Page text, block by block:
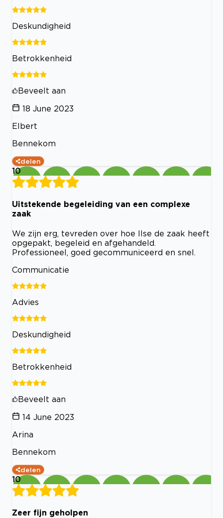
Deskundigheid
Betrokkenheid
Beveelt aan
18 June 2023
Elbert
Bennekom
delen
10
Uitstekende begeleiding van een complexe
zaak
We zijn erg, tevreden over hoe Ilse de zaak heeft
opgepakt, begeleid en afgehandeld.
Professioneel, goed gecommuniceerd en snel.
Communicatie
Advies
Deskundigheid
Betrokkenheid
Beveelt aan
14 June 2023
Arina
Bennekom
delen
10
Zeer fijn geholpen